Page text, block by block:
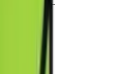
いただけます